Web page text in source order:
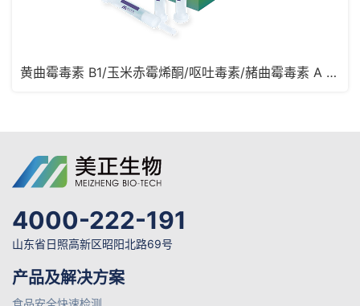
黄曲霉毒素 B1/玉米赤霉烯酮/呕吐毒素/赭曲霉毒素 A 四合一免疫亲和柱
4000-222-191
山东省日照高新区昭阳北路69号
产品及解决方案
食品安全快速检测